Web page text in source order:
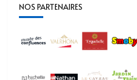
NOS PARTENAIRES